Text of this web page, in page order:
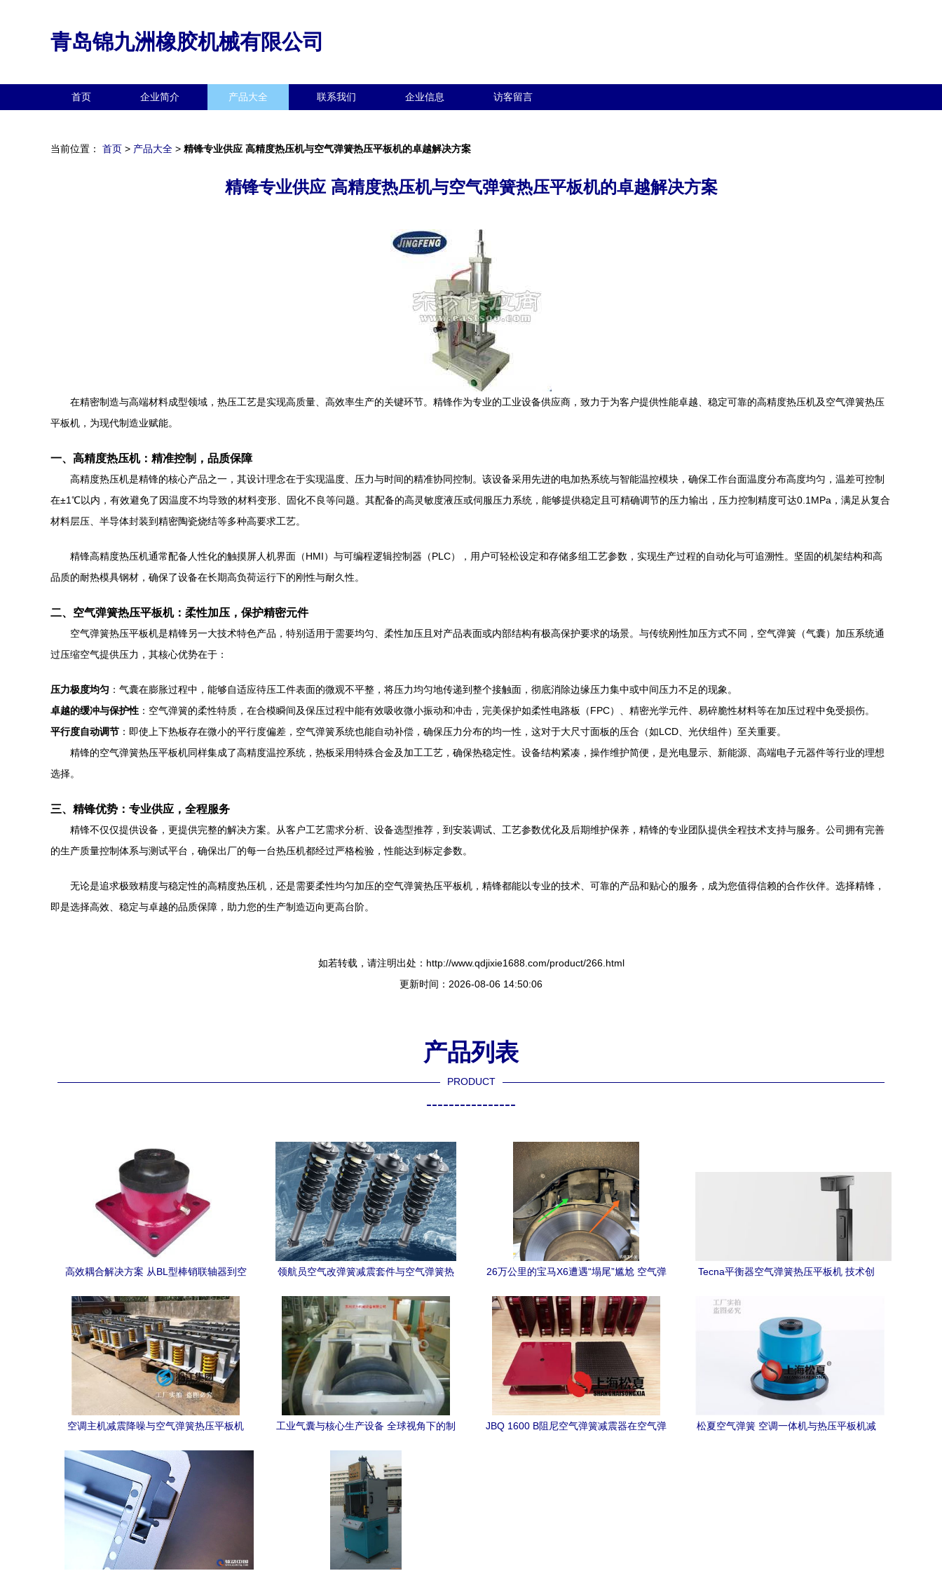
青岛锦九洲橡胶机械有限公司
首页 企业简介 产品大全 联系我们 企业信息 访客留言
当前位置： 首页 > 产品大全 > 精锋专业供应 高精度热压机与空气弹簧热压平板机的卓越解决方案
精锋专业供应 高精度热压机与空气弹簧热压平板机的卓越解决方案
在精密制造与高端材料成型领域，热压工艺是实现高质量、高效率生产的关键环节。精锋作为专业的工业设备供应商，致力于为客户提供性能卓越、稳定可靠的高精度热压机及空气弹簧热压
平板机，为现代制造业赋能。
一、高精度热压机：精准控制，品质保障
高精度热压机是精锋的核心产品之一，其设计理念在于实现温度、压力与时间的精准协同控制。该设备采用先进的电加热系统与智能温控模块，确保工作台面温度分布高度均匀，温差可控制
在±1℃以内，有效避免了因温度不均导致的材料变形、固化不良等问题。其配备的高灵敏度液压或伺服压力系统，能够提供稳定且可精确调节的压力输出，压力控制精度可达0.1MPa，满足从复合
材料层压、半导体封装到精密陶瓷烧结等多种高要求工艺。
精锋高精度热压机通常配备人性化的触摸屏人机界面（HMI）与可编程逻辑控制器（PLC），用户可轻松设定和存储多组工艺参数，实现生产过程的自动化与可追溯性。坚固的机架结构和高
品质的耐热模具钢材，确保了设备在长期高负荷运行下的刚性与耐久性。
二、空气弹簧热压平板机：柔性加压，保护精密元件
空气弹簧热压平板机是精锋另一大技术特色产品，特别适用于需要均匀、柔性加压且对产品表面或内部结构有极高保护要求的场景。与传统刚性加压方式不同，空气弹簧（气囊）加压系统通
过压缩空气提供压力，其核心优势在于：
压力极度均匀 ：气囊在膨胀过程中，能够自适应待压工件表面的微观不平整，将压力均匀地传递到整个接触面，彻底消除边缘压力集中或中间压力不足的现象。
卓越的缓冲与保护性 ：空气弹簧的柔性特质，在合模瞬间及保压过程中能有效吸收微小振动和冲击，完美保护如柔性电路板（FPC）、精密光学元件、易碎脆性材料等在加压过程中免受损伤。
平行度自动调节 ：即使上下热板存在微小的平行度偏差，空气弹簧系统也能自动补偿，确保压力分布的均一性，这对于大尺寸面板的压合（如LCD、光伏组件）至关重要。
精锋的空气弹簧热压平板机同样集成了高精度温控系统，热板采用特殊合金及加工工艺，确保热稳定性。设备结构紧凑，操作维护简便，是光电显示、新能源、高端电子元器件等行业的理想
选择。
三、精锋优势：专业供应，全程服务
精锋不仅仅提供设备，更提供完整的解决方案。从客户工艺需求分析、设备选型推荐，到安装调试、工艺参数优化及后期维护保养，精锋的专业团队提供全程技术支持与服务。公司拥有完善
的生产质量控制体系与测试平台，确保出厂的每一台热压机都经过严格检验，性能达到标定参数。
无论是追求极致精度与稳定性的高精度热压机，还是需要柔性均匀加压的空气弹簧热压平板机，精锋都能以专业的技术、可靠的产品和贴心的服务，成为您值得信赖的合作伙伴。选择精锋，
即是选择高效、稳定与卓越的品质保障，助力您的生产制造迈向更高台阶。
如若转载，请注明出处：http://www.qdjixie1688.com/product/266.html
更新时间：2026-08-06 14:50:06
产品列表
PRODUCT
----------------
高效耦合解决方案 从BL型棒销联轴器到空
领航员空气改弹簧减震套件与空气弹簧热
级
26万公里的宝马X6遭遇“塌尾”尴尬 空气弹
Tecna平衡器空气弹簧热压平板机 技术创
空调主机减震降噪与空气弹簧热压平板机
工业气囊与核心生产设备 全球视角下的制
JBQ 1600 B阻尼空气弹簧减震器在空气弹
松夏空气弹簧 空调一体机与热压平板机减